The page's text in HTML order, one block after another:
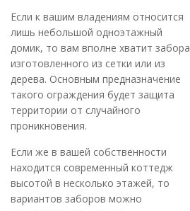
Если к вашим владениям относится
лишь небольшой одноэтажный
домик, то вам вполне хватит забора
изготовленного из сетки или из
дерева. Основным предназначение
такого ограждения будет защита
территории от случайного
проникновения.
Если же в вашей собственности
находится современный коттедж
высотой в несколько этажей, то
вариантов заборов можно